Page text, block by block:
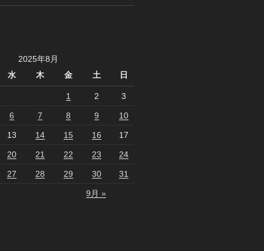
2025年8月
水
木 金 土 日
1 2 3
6 7 8 9 10
13 14 15 16 17
20 21 22 23 24
27 28 29 30 31
9月 »